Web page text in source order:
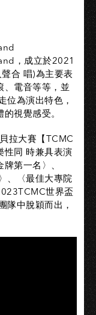
，成立於2021
合 唱)為主要表
、電音等等，並
位為演出特色，
視覺感受。
拉大賽【TCMC
性同 時兼具表演
第一名〉、
、〈最佳大專院
世界盃
隊中脫穎而出，